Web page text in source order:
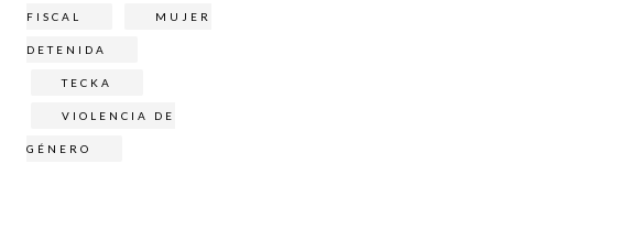
FISCAL MUJER
DETENIDA
TECKA
VIOLENCIA DE
GÉNERO